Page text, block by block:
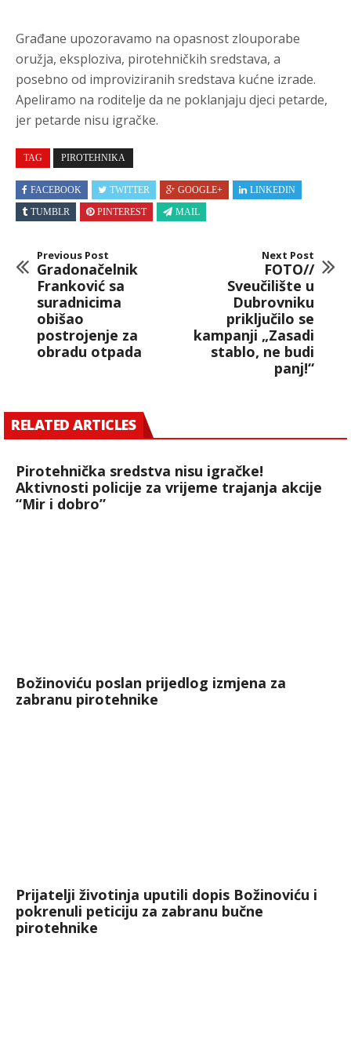
Građane upozoravamo na opasnost zlouporabe
oružja, eksploziva, pirotehničkih sredstava, a
posebno od improviziranih sredstava kućne izrade.
Apeliramo na roditelje da ne poklanjaju djeci petarde,
jer petarde nisu igračke.
TAG PIROTEHNIKA
FACEBOOK TWITTER GOOGLE+
LINKEDIN
TUMBLR
PINTEREST MAIL
Previous Post
Gradonačelnik
Franković sa
suradnicima
obišao
postrojenje za
obradu otpada
Next Post
FOTO//
Sveučilište u
Dubrovniku
priključilo se
kampanji „Zasadi
stablo, ne budi
panj!“
RELATED ARTICLES
Pirotehnička sredstva nisu igračke!
Aktivnosti policije za vrijeme trajanja akcije
“Mir i dobro”
Božinoviću poslan prijedlog izmjena za
zabranu pirotehnike
Prijatelji životinja uputili dopis Božinoviću i
pokrenuli peticiju za zabranu bučne
pirotehnike